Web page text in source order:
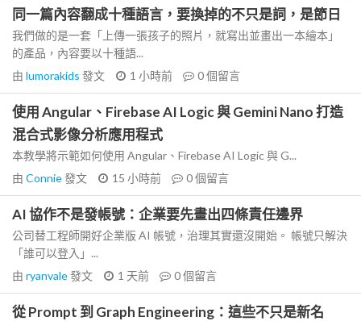
同一篇內容翻成十種語言，要換掉的不只是詞，是節日
我們做的是一套「上傳一張孩子的照片，就寫出並畫出一本繪本」
的產品，內容要以十種語...
由 lumorakids 發文 1 小時前 0個留言
使用 Angular、Firebase AI Logic 與 Gemini Nano 打造
混合式影像分析應用程式
本教學將示範如何使用 Angular、Firebase AI Logic 與 G...
由 Connie發文 15 小時前 0個留言
AI 協作不是發帳號：企業要先畫出四條責任邊界
公司替工程師開好企業版 AI 帳號，治理其實還沒開始。 帳號只解決
「誰可以登入」...
由 ryanvale發文 1 天前 0個留言
從 Prompt 到 Graph Engineering：這些不只是新名